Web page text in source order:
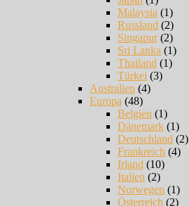
Malaysia (1)
Russland (2)
Singapur(2)
Sri Lanka (1)
Thailand (1)
Türkei (3)
Australien (4)
Europa (48)
Belgien (1)
Dänemark (1)
Deutschland (2)
Frankreich (4)
Irland (10)
Italien (2)
Norwegen (1)
Österreich (2)